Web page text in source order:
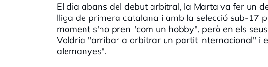
El dia abans del debut arbitral, la Marta va fer un
lliga de primera catalana i amb la selecció sub-17
moment s'ho pren "com un hobby", però en els
Voldria "arribar a arbitrar un partit internacional" i
alemanyes".